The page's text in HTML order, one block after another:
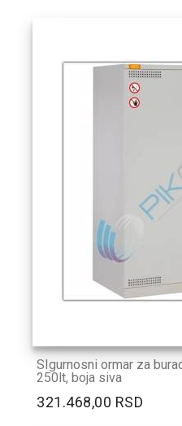
SIgurnosni ormar za
250lt, boja siva
321.468,00 RSD